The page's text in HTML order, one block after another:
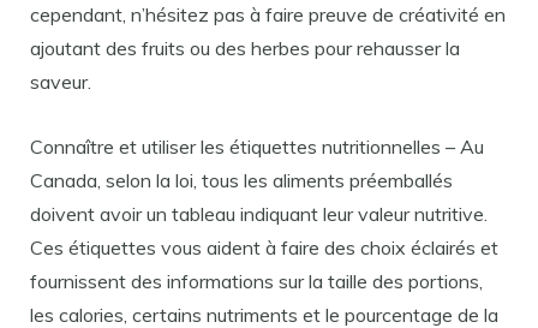
cependant, n’hésitez pas à faire preuve de créativité en
ajoutant des fruits ou des herbes pour rehausser la
saveur.
Connaître et utiliser les étiquettes nutritionnelles – Au
Canada, selon la loi, tous les aliments préemballés
doivent avoir un tableau indiquant leur valeur nutritive.
Ces étiquettes vous aident à faire des choix éclairés et
fournissent des informations sur la taille des portions,
les calories, certains nutriments et le pourcentage de la